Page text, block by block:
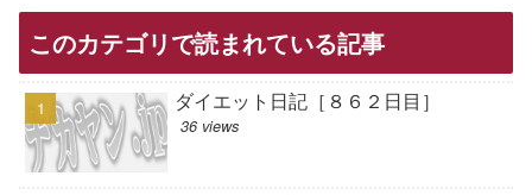
このカテゴリで読まれている記事
ダイエット日記［８６２日目］
36 views